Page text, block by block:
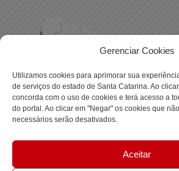
Gerenciar Cookies
Utilizamos cookies para aprimorar sua
de serviços do estado de Santa Catarina. Ao clicar
concorda com o uso de cookies e terá acesso a
do portal. Ao clicar em "Negar" os cookies que
necessários serão desativados.
Aceitar